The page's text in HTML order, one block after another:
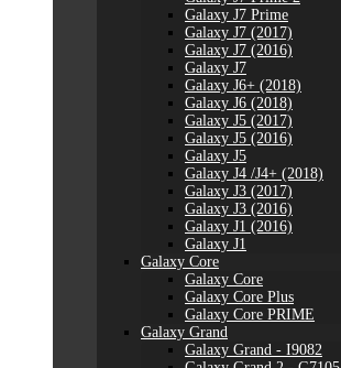
Galaxy J7 Prime
Galaxy J7 (2017)
Galaxy J7 (2016)
Galaxy J7
Galaxy J6+ (2018)
Galaxy J6 (2018)
Galaxy J5 (2017)
Galaxy J5 (2016)
Galaxy J5
Galaxy J4 /J4+ (2018)
Galaxy J3 (2017)
Galaxy J3 (2016)
Galaxy J1 (2016)
Galaxy J1
Galaxy Core
Galaxy Core
Galaxy Core Plus
Galaxy Core PRIME
Galaxy Grand
Galaxy Grand - I9082